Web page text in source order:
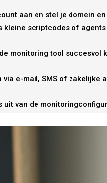
aan en stel je domein
kleine scriptcodes of
monitoring tool succesvol
e-mail, SMS of zakelijke
uit van de